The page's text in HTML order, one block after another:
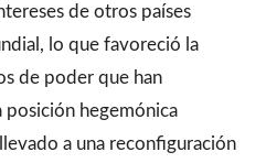
de otros países
lo que favoreció la
de poder que han
posición hegemónica
a una reconfiguración